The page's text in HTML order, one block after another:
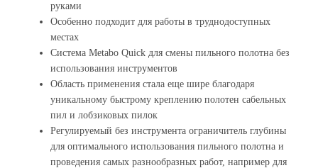
руками
Особенно подходит для работы в труднодоступных
местах
Система Metabo Quick для смены пильного полотна без
использования инструментов
Область применения стала еще шире благодаря
уникальному быстрому креплению полотен сабельных
пил и лобзиковых пилок
Регулируемый без инструмента ограничитель глубины
для оптимального использования пильного полотна и
проведения самых разнообразных работ, например для